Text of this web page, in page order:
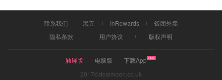
联系我们 黑五 InRewards
饭团外卖
隐私条款
用户协议 版权声明
触屏版 电脑版
下载App
2017©dealmoon.co.uk